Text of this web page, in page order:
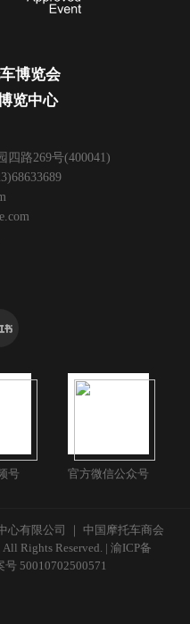
博览会
览中心
路269号(400041)
号 官方微信公众号
心有限公司 ｜ 中国摩托车商会
Rights Reserved. | 渝ICP备
号 50010702500571